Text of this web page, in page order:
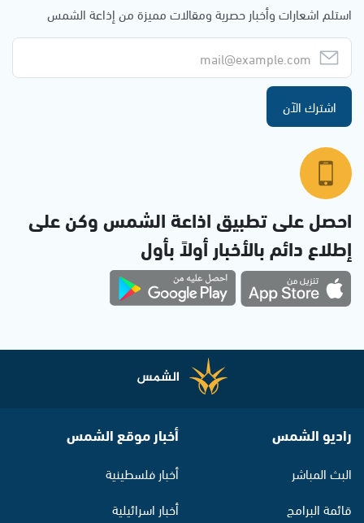
استلم اشعارات وأخبار حصرية ومقالات مميزة من إذاعة الشمس
اشترك الآن
احصل على تطبيق اذاعة الشمس وكن على
إطلاع دائم بالأخبار أولاً بأول
راديو الشمس
البث المباشر
قائمة البرامج
أخبار موقع الشمس
أخبار فلسطينية
أخبار اسرائيلية